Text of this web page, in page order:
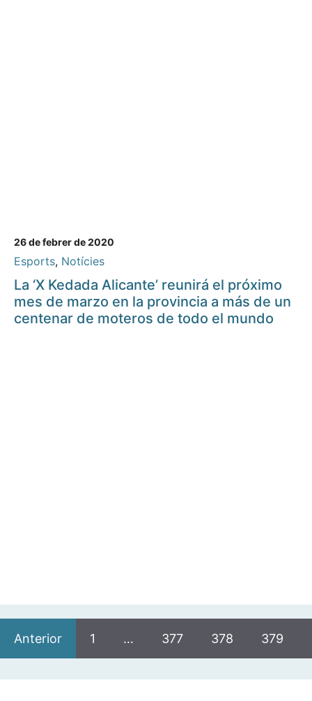
26 de febrer de 2020
Esports, Notícies
La ‘X Kedada Alicante’ reunirá el próximo
mes de marzo en la provincia a más de un
centenar de moteros de todo el mundo
Anterior 1 … 377 378 379